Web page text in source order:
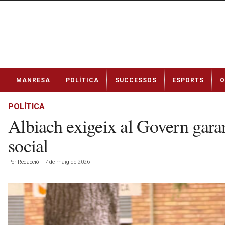
t
MANRESA POLÍTICA SUCCESSOS ESPORTS
POLÍTICA
Albiach exigeix al Govern
social
Por Redacció - 7 de maig de 2026